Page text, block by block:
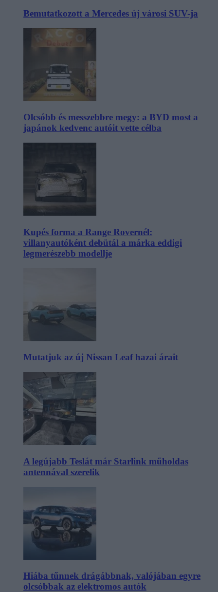
Bemutatkozott a Mercedes új városi SUV-ja
Olcsóbb és messzebbre megy: a BYD most a
japánok kedvenc autóit vette célba
Kupés forma a Range Rovernél:
villanyautóként debütál a márka eddigi
legmerészebb modellje
Mutatjuk az új Nissan Leaf hazai árait
A legújabb Teslát már Starlink műholdas
antennával szerelik
Hiába tűnnek drágábbnak, valójában egyre
olcsóbbak az elektromos autók